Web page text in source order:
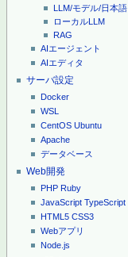
LLM/モデル/日本語
ローカルLLM
RAG
AIエージェント
AIエディタ
サーバ設定
Docker
WSL
CentOS Ubuntu
Apache
データベース
Web開発
PHP Ruby
JavaScript TypeScript
HTML5 CSS3
Webアプリ
Node.js